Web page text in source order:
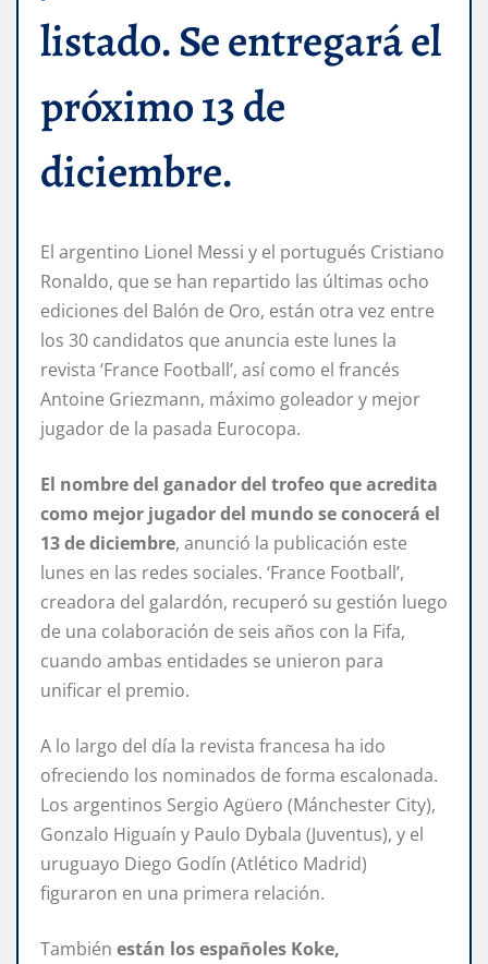
listado. Se entregará el
próximo 13 de
diciembre.
El argentino Lionel Messi y el portugués Cristiano
Ronaldo, que se han repartido las últimas ocho
ediciones del Balón de Oro, están otra vez entre
los 30 candidatos que anuncia este lunes la
revista ‘France Football’, así como el francés
Antoine Griezmann, máximo goleador y mejor
jugador de la pasada Eurocopa.
El nombre del ganador del trofeo que acredita
como mejor jugador del mundo se conocerá el
13 de diciembre, anunció la publicación este
lunes en las redes sociales. ‘France Football’,
creadora del galardón, recuperó su gestión luego
de una colaboración de seis años con la Fifa,
cuando ambas entidades se unieron para
unificar el premio.
A lo largo del día la revista francesa ha ido
ofreciendo los nominados de forma escalonada.
Los argentinos Sergio Agüero (Mánchester City),
Gonzalo Higuaín y Paulo Dybala (Juventus), y el
uruguayo Diego Godín (Atlético Madrid)
figuraron en una primera relación.
También están los españoles Koke,